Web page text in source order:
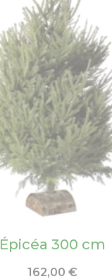
Épicéa 300 cm
162,00 €